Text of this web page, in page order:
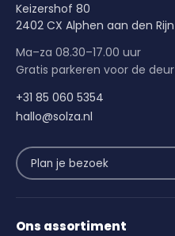
Keizershof 80
2402 CX Alphen aan den Rijn
Ma–za 08.30–17.00 uur
Gratis parkeren voor de deur
+31 85 060 5354
hallo@solza.nl
Plan je bezoek
Ons assortiment